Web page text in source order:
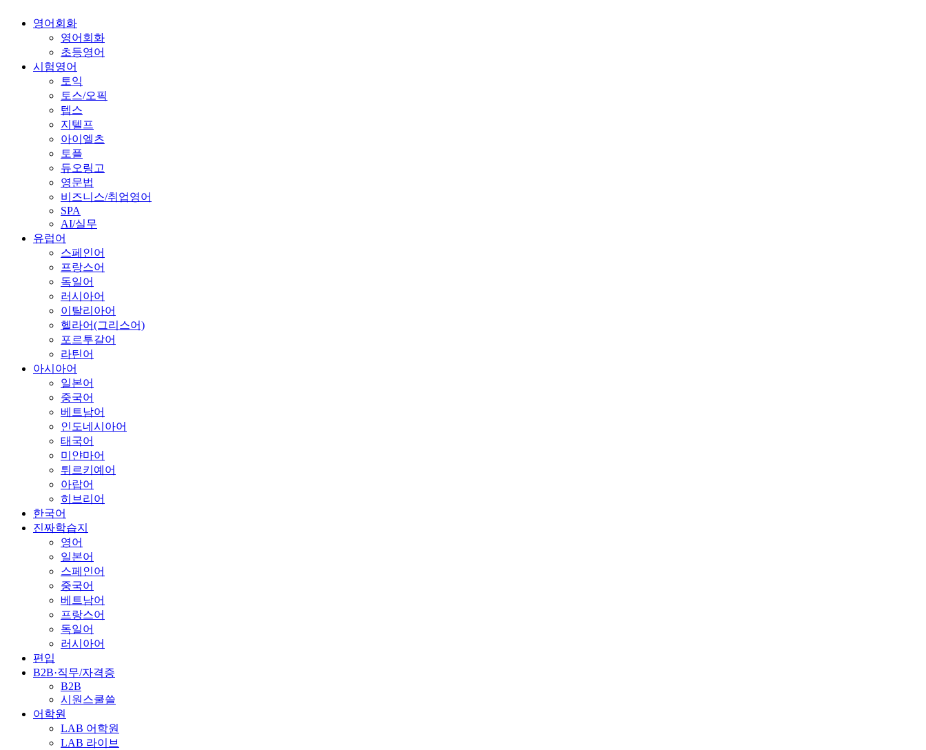
영어회화
영어회화
초등영어
시험영어
토익
토스/오픽
텝스
지텔프
아이엘츠
토플
듀오링고
영문법
비즈니스/취업영어
SPA
AI/실무
유럽어
스페인어
프랑스어
독일어
러시아어
이탈리아어
헬라어(그리스어)
포르투갈어
라틴어
아시아어
일본어
중국어
베트남어
인도네시아어
태국어
미얀마어
튀르키예어
아랍어
히브리어
한국어
진짜학습지
영어
일본어
스페인어
중국어
베트남어
프랑스어
독일어
러시아어
편입
B2B·직무/자격증
B2B
시원스쿨쓸
어학원
LAB 어학원
LAB 라이브